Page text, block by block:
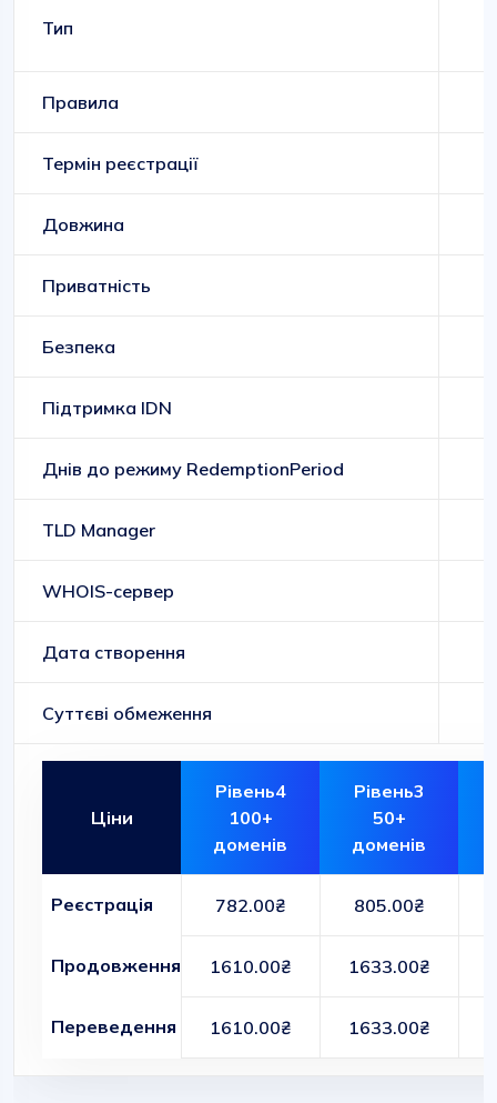
Тип
Правила
Термін реєстрації
Довжина
Приватність
Безпека
Підтримка IDN
Днів до режиму RedemptionPeriod
TLD Manager
WHOIS-сервер
Дата створення
Суттєві обмеження
Ціни
Рівень4
100+
доменів
Рівень3
50+
доменів
Реєстрація 782.00₴ 805.00₴
Продовження 1610.00₴ 1633.00₴
Переведення 1610.00₴ 1633.00₴